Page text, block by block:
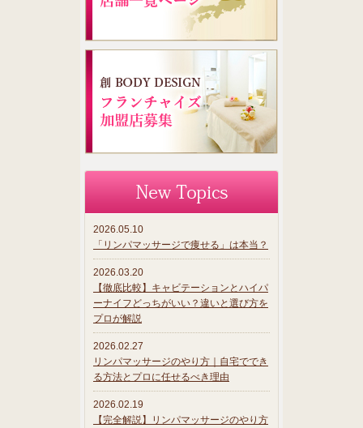
2026.05.10
「リンパマッサージで痩せる」は本当？
2026.03.20
【徹底比較】キャビテーションとハイパ
ーナイフどっちがいい？違いと選び方を
プロが解説
2026.02.27
リンパマッサージのやり方｜自宅ででき
る方法とプロに任せるべき理由
2026.02.19
【完全解説】リンパマッサージのやり方